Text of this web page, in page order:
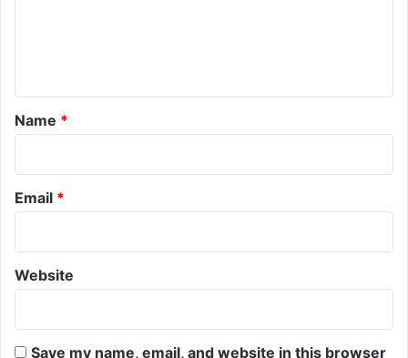
*
Name *
Email *
Website
Save my name, email, and website in this browser